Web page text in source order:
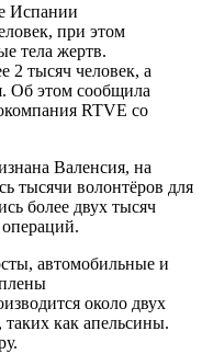
Испании
при этом
тела жертв.
2 тысяч человек, а
Об этом сообщила
RTVE со
Валенсия, на
тысячи волонтёров для
более двух тысяч
автомобильные и
около двух
как апельсины.